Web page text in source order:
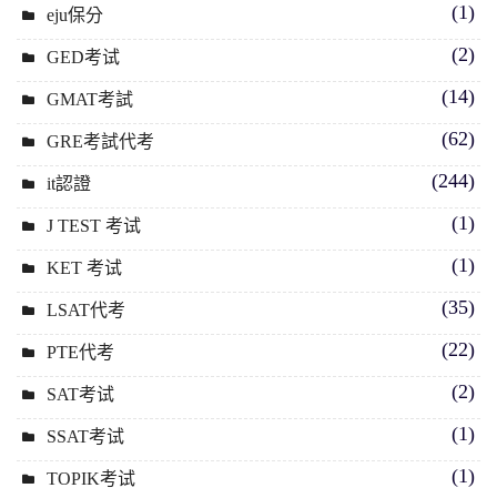
eju保分 (1)
GED考试 (2)
GMAT考試 (14)
GRE考試代考 (62)
it認證 (244)
J TEST 考试 (1)
KET 考试 (1)
LSAT代考 (35)
PTE代考 (22)
SAT考试 (2)
SSAT考试 (1)
TOPIK考试 (1)